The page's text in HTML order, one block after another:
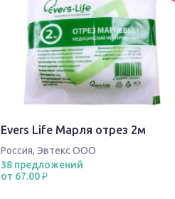
Evers Life Марля отрез 2м
Россия, Эвтекс ООО
38 предложений
от 67.00 ₽